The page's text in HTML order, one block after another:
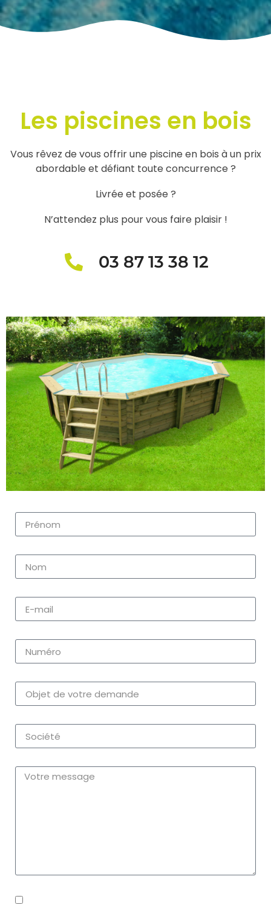
Les piscines en bois
Vous rêvez de vous offrir une piscine en bois à un prix
abordable et défiant toute concurrence ?
Livrée et posée ?
N’attendez plus pour vous faire plaisir !
03 87 13 38 12